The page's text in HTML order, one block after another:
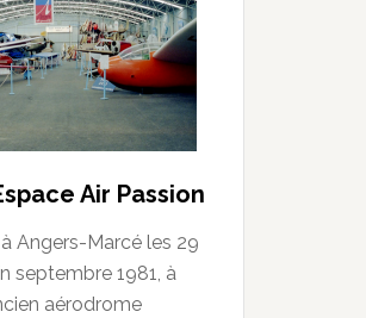
Air Passion
Angers-Marcé les 29
septembre 1981, à
aérodrome